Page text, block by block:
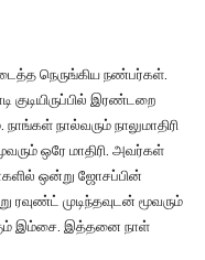
நெருங்கிய நண்பர்கள்.
குடியிருப்பில் இரண்டறை
நால்வரும் நாலுமாதிரி
ஒரே மாதிரி. அவர்கள்
ஒன்று ஜோசப்பின்
முடிந்தவுடன் மூவரும்
இம்சை. இத்தனை நாள்